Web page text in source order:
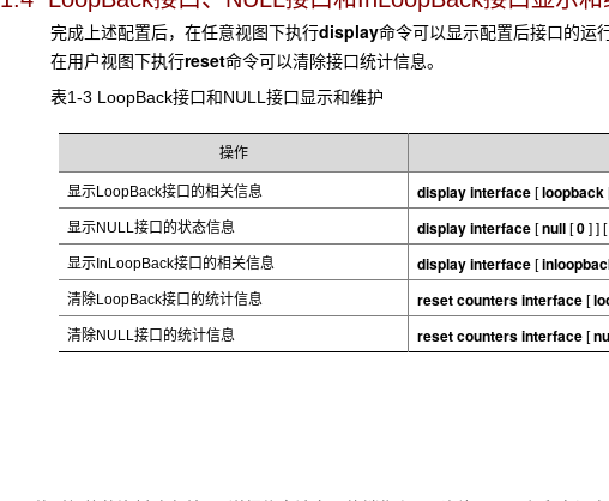
完成上述配置后，在任意视图下执行display命令可以显示配置后接口的运
在用户视图下执行reset命令可以清除接口统计信息。
表1-3 LoopBack接口和NULL接口显示和维护
操作
显示LoopBack接口的相关信息 display interface[loopback
显示NULL接口的状态信息 display interface[null [0 ] ]
显示InLoopBack接口的相关信息 display interface[
清除LoopBack接口的统计信息 reset counters interface [
清除NULL接口的统计信息 reset counters interface [